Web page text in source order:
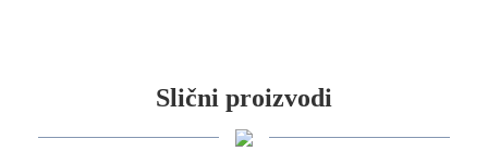
Slični proizvodi